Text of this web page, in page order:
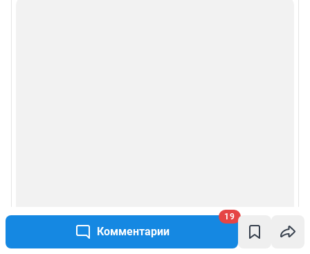
Комментарии
19